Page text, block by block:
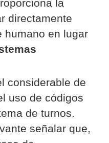
la
directamente
humano en lugar
considerable de
uso de códigos
de turnos.
señalar que,